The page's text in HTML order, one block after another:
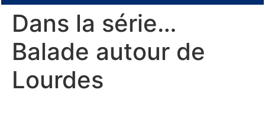
Dans la série…
Balade autour de
Lourdes